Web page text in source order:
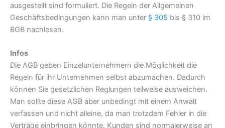
ausgestellt sind formuliert. Die Regeln der Allgemeinen
Geschäftsbedingungen kann man unter § 305 bis § 310 im
BGB nachlesen.
Infos
Die AGB geben Einzelunternehmern die Möglichkeit die
Regeln für ihr Unternehmen selbst abzumachen. Dadurch
können Sie gesetzlichen Reglungen teilweise ausweichen.
Man sollte diese AGB aber unbedingt mit einem Anwalt
verfassen und nicht alleine, da man trotzdem Fehler in die
Verträge einbringen könnte. Kunden sind normalerweise an